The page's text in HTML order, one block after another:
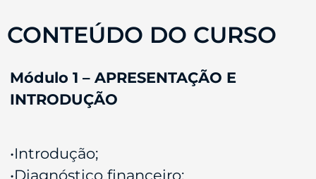
CONTEÚDO DO CURSO
Módulo 1 – APRESENTAÇÃO E
INTRODUÇÃO
•Introdução;
•Diagnóstico financeiro;